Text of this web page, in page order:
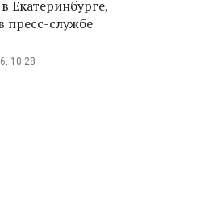
Екатеринбурге,
пресс-службе
10:28